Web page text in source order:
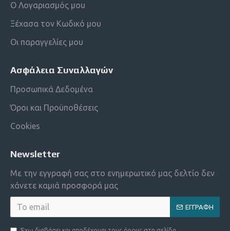
Ο Λογαριασμός μου
Ξέχασα τον Κωδικό μου
Οι παραγγελίες μου
Ασφάλεια Συναλλαγών
Προσωπικά Δεδομένα
Όροι και Προϋποθέσεις
Cookies
Newsletter
Με την εγγραφή σας στο ενημερωτικό μας δελτίο δεν
χάνετε καμιά προσφορά μας
ΕΓΓΡΑΦΉ